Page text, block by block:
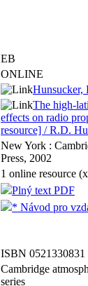
EB
ONLINE
Hunsucker,
The high-
effects on radio
resource] / R.D.
New York :
Press, 2002
1 online resource
Plný text PDF
* Návod pro
ISBN 0521330831
Cambridge
series